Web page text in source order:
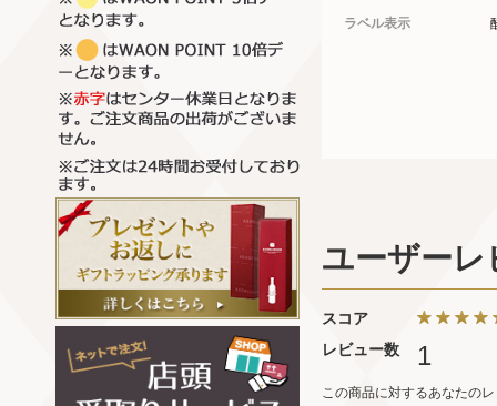
ラベル表示
ユーザーレ
スコア
レビュー数
1
この商品に対するあなたの